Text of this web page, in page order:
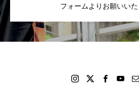
フォームよりお願いいた